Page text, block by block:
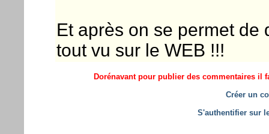
Et après on se permet de
tout vu sur le WEB !!!
Dorénavant pour publier des commentaires il
Créer un
S'authentifier sur